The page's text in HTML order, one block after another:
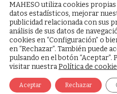
Aviso legal
Términos y condiciones
Política de cookies
© Copyright - Maheso 2025 - Web
Comunicación
MAHESO utiliza cookies
datos estadísticos, mejorar
publicidad relacionada con sus
análisis de sus datos de
cookies en “Configuración” o
en “Rechazar”. También puede
pulsando en el botón
visitar nuestraPolítica de
Aceptar Rechazar